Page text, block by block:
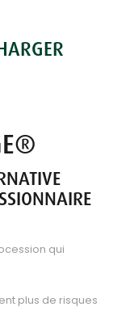
qui
plus de risques